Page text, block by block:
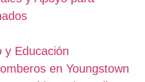
y Educación
en Youngstown